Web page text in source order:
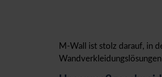
M-Wall ist stolz darauf, in